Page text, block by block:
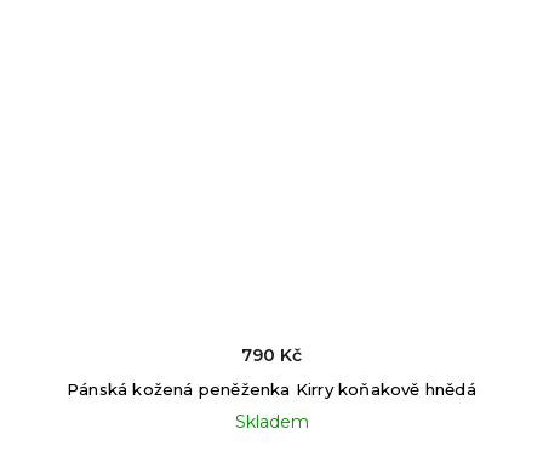
Pánská kožená peněženka Kirry koňakově hnědá
Skladem
790 Kč